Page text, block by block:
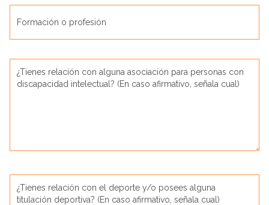
Formación o profesión
¿Tienes relación con alguna asociación para personas con
discapacidad intelectual? (En caso afirmativo, señala cual)
¿Tienes relación con el deporte y/o posees alguna
titulación deportiva? (En caso afirmativo, señala cual)